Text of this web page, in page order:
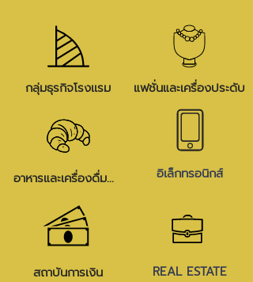
กลุ่มธุรกิจโรงเเรม
อาหารและเครื่องดื่มพรีเมี่ยม
แฟชั่นและเครื่องประดับ
อิเล็กทรอนิกส์
สถาบันการเงิน REAL ESTATE